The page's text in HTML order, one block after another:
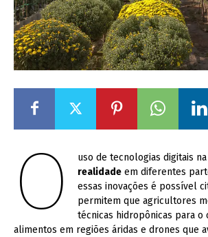
O
uso de tecnologias digitais
realidadeem diferentes
essas inovações é possível
permitem que agricultores
técnicas hidropônicas para o
alimentos em regiões áridas e drones que